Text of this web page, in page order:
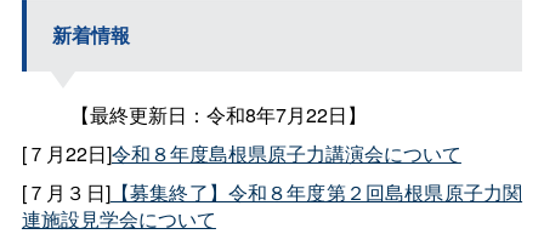
新着情報
【最終更新日：令和8年7月22日】
[７月22日]令和８年度島根県原子力講演会について
[７月３日]【募集終了】令和８年度第２回島根県原子力関
連施設見学会について